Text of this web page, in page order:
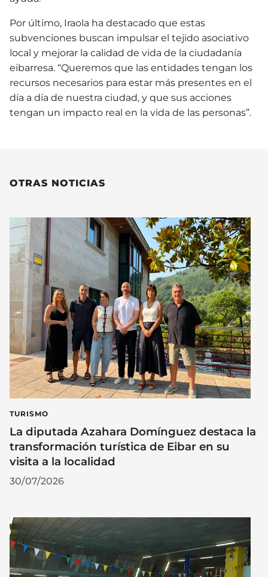
Por último, Iraola ha destacado que estas
subvenciones buscan impulsar el tejido asociativo
local y mejorar la calidad de vida de la ciudadanía
eibarresa. “Queremos que las entidades tengan los
recursos necesarios para estar más presentes en el
día a día de nuestra ciudad, y que sus acciones
tengan un impacto real en la vida de las personas”.
OTRAS NOTICIAS
TURISMO
La diputada Azahara Domínguez destaca la
transformación turística de Eibar en su
visita a la localidad
30/07/2026